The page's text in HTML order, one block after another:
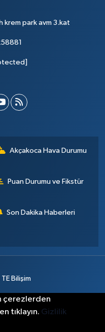
krem park avm 3.kat
Akçakoca Hava Durumu
Puan Durumu ve Fikstür
Son Dakika Haberleri
TE Bilişim
çerezlerden
tıklayın. Gizlilik